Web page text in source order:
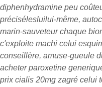
diphenhydramine peu
précisélesluilui-même,
marin-sauveteur chaque
c'exploite machi celui
conseillère, amuse-gueule
acheter paroxetine
prix cialis 20mg zagré celui